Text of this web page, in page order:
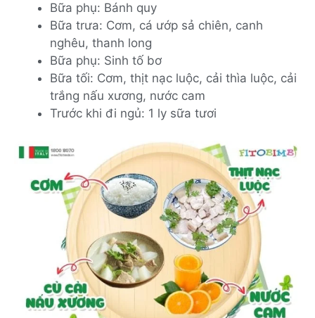
Bữa phụ: Bánh quy
Bữa trưa: Cơm, cá ướp sả chiên, canh
nghêu, thanh long
Bữa phụ: Sinh tố bơ
Bữa tối: Cơm, thịt nạc luộc, cải thìa luộc, cải
trắng nấu xương, nước cam
Trước khi đi ngủ: 1 ly sữa tươi